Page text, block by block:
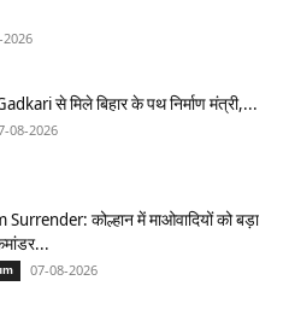
2026
से मिले बिहार के पथ निर्माण मंत्री,...
08-2026
कोल्हान में माओवादियों को बड़ा
07-08-2026